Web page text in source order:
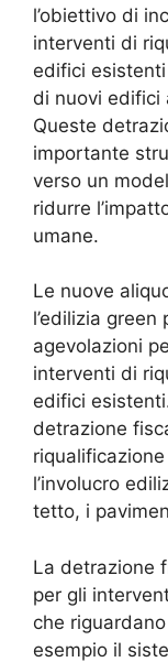
l’obiettivo di
interventi di
edifici
di nuovi edifici
Queste
importante
verso un
ridurre
umane.
Le nuove
l’edilizia
agevolazioni
interventi di
edifici
detrazione
l’involucro
tetto, i
La detrazione
per gli
che
esempio il